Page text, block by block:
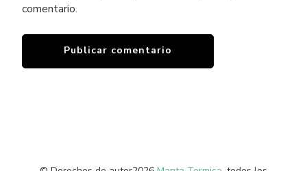
comentario.